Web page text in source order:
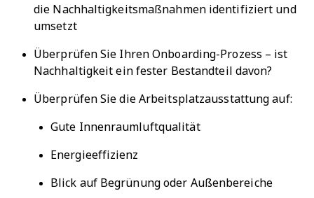
die Nachhaltigkeitsmaßnahmen identifiziert und
umsetzt
Überprüfen Sie Ihren Onboarding-Prozess – ist
Nachhaltigkeit ein fester Bestandteil davon?
Überprüfen Sie die Arbeitsplatzausstattung auf:
Gute Innenraumluftqualität
Energieeffizienz
Blick auf Begrünung oder Außenbereiche